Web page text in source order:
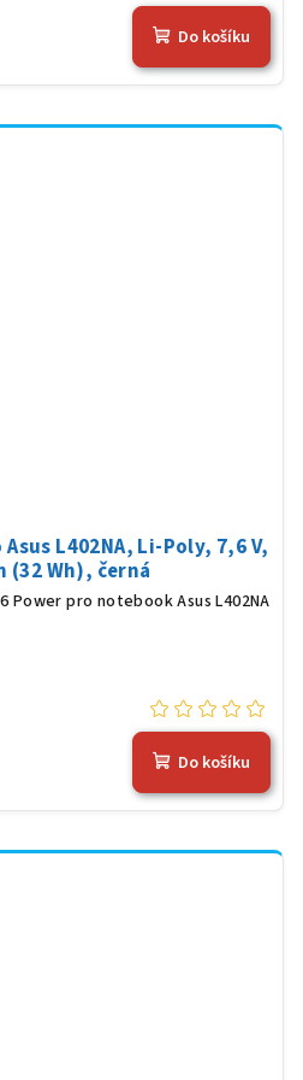
Do košíku
L402NA, Li-Poly, 7,6 V,
(32 Wh), černá
pro notebook Asus L402NA
Do košíku